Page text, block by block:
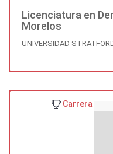
Licenciatura en
Morelos
UNIVERSIDAD
Carrera